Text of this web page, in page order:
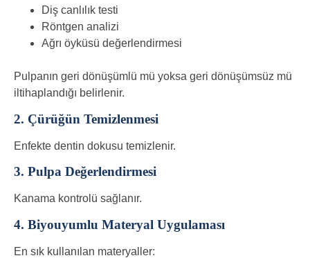
Diş canlılık testi
Röntgen analizi
Ağrı öyküsü değerlendirmesi
Pulpanın geri dönüşümlü mü yoksa geri dönüşümsüz mü
iltihaplandığı belirlenir.
2. Çürüğün Temizlenmesi
Enfekte dentin dokusu temizlenir.
3. Pulpa Değerlendirmesi
Kanama kontrolü sağlanır.
4. Biyouyumlu Materyal Uygulaması
En sık kullanılan materyaller: